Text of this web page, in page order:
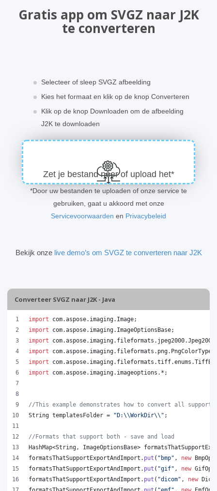
Gratis app om SVGZ naar J2K
te converteren
Selecteer of sleep SVGZ afbeelding
Kies het formaat en klik op de knop Converteren
Klik op de knop Downloaden om de afbeelding
J2K te downloaden
Zet je bestand neer of upload het*
*Door uw bestanden te uploaden of onze service te
gebruiken, gaat u akkoord met onze
Servicevoorwaarden en Privacybeleid
Bekijk onze live demo’s om SVGZ te converteren naar J2K
Converteer SVGZ naar J2K - Java
import com.aspose. imaging. Image;
import
com.aspose. imaging. ImageOptionsBase;
import
com.aspose. imaging. fileformats . jpeg2000.
import
com.aspose. imaging. fileformats . png. PngColorType
import
com.aspose. imaging. fileformats .tiff.enums .
import
com.aspose. imaging. imageoptions .*;
//This example demonstrates how to convert all
String templatesFolder = "D:\\WorkDir\\ " ;
//Formats that support both - save and load
HashMap<String , ImageOptionsBase>
formatsThatSupportExportAndImport . put ( "bmp" , new
formatsThatSupportExportAndImport . put ( "gif" , new
formatsThatSupportExportAndImport . put ( "dicom" , new